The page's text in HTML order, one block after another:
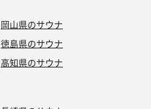
岡山県のサウナ
徳島県のサウナ
高知県のサウナ